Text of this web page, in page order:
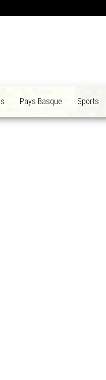
Pays Basque Sports